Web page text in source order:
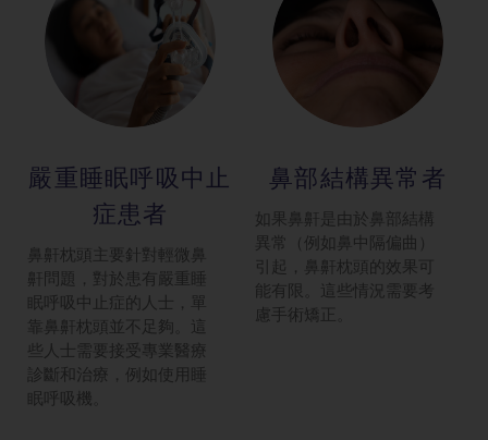
嚴重睡眠呼吸中止
症患者
鼻鼾枕頭主要針對輕微鼻
鼾問題，對於患有嚴重睡
眠呼吸中止症的人士，單
靠鼻鼾枕頭並不足夠。這
些人士需要接受專業醫療
診斷和治療，例如使用睡
眠呼吸機。
鼻部結構異常者
如果鼻鼾是由於鼻部結構
異常（例如鼻中隔偏曲）
引起，鼻鼾枕頭的效果可
能有限。這些情況需要考
慮手術矯正。